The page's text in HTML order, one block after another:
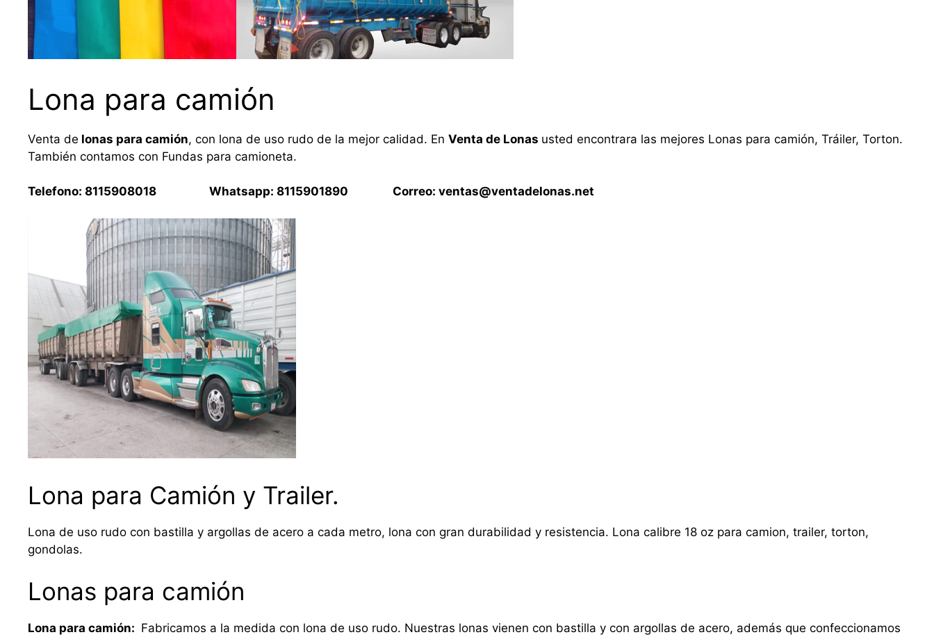
Lona para camión
Venta de lonas para camión, con lona de uso rudo de la mejor calidad. En Venta de Lonas usted encontrara las mejores Lonas para camión, Tráiler, Torton.
También contamos con Fundas para camioneta.
Telefono: 8115908018 Whatsapp: 8115901890 Correo: ventas@ventadelonas.net
Lona para Camión y Trailer.
Lona de uso rudo con bastilla y argollas de acero a cada metro, lona con gran durabilidad y resistencia. Lona calibre 18 oz para camion, trailer, torton,
gondolas.
Lonas para camión
Lona para camión: Fabricamos a la medida con lona de uso rudo. Nuestras lonas vienen con bastilla y con argollas de acero, además que confeccionamos